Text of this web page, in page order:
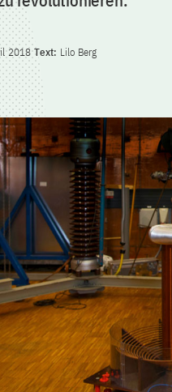
2018 Text: Lilo Berg